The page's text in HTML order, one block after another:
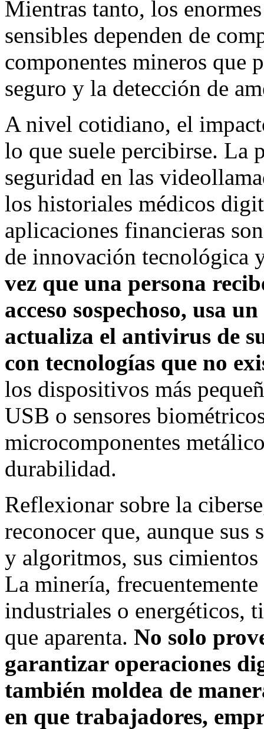
Mientras tanto, los
sensibles dependen de
componentes mineros que
seguro y la detección de
A nivel cotidiano, el
lo que suele percibirse. La
seguridad en las
los historiales médicos
aplicaciones financieras
de innovación
vez que una persona
acceso sospechoso, usa
actualiza el antivirus de
con tecnologías que no
los dispositivos más
USB o sensores
microcomponentes
durabilidad.
Reflexionar sobre la
reconocer que, aunque sus
y algoritmos, sus
La minería,
industriales o energéticos,
que aparenta. No solo
garantizar operaciones
también moldea de
en que trabajadores,